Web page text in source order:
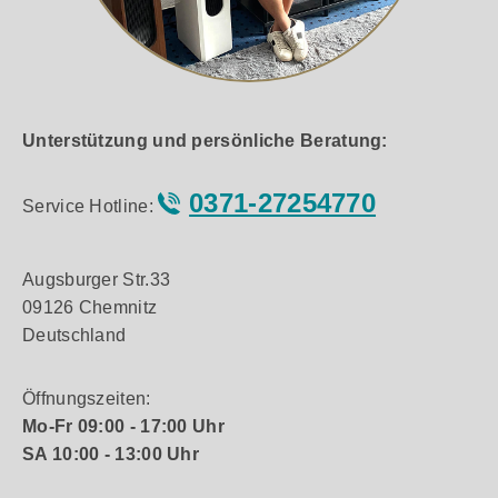
Unterstützung und persönliche Beratung:
Service Hotline: 0371-27254770
Augsburger Str.33
09126 Chemnitz
Deutschland
Öffnungszeiten:
Mo-Fr 09:00 - 17:00 Uhr
SA 10:00 - 13:00 Uhr